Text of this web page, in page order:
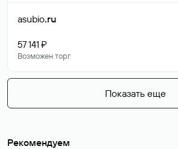
asubio.ru
57 141 ₽
Возможен торг
Показать еще
Рекомендуем